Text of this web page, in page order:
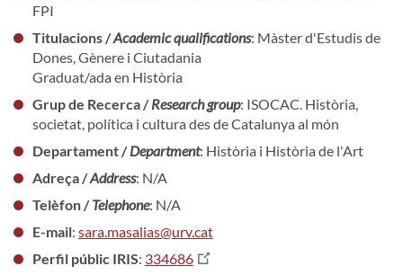
FPI
Titulacions /Academic qualifications: Màster d'Estudis de
Dones, Gènere i Ciutadania
Graduat/ada en Història
Grup de Recerca /Research group: ISOCAC. Història,
societat, política i cultura des de Catalunya al món
Departament /Department: Història i Història de l'Art
Adreça /Address: N/A
Telèfon /Telephone: N/A
E-mail: sara.masalias@urv.cat
Perfil públic IRIS: 334686